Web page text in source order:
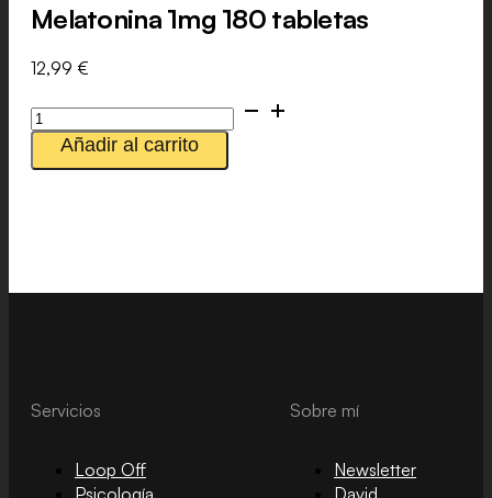
Melatonina 1mg 180 tabletas
12,99 €
Melatonina
1mg
Añadir al carrito
Servicios
Loop Off
Psicología
Sobre mí
Newsletter
David